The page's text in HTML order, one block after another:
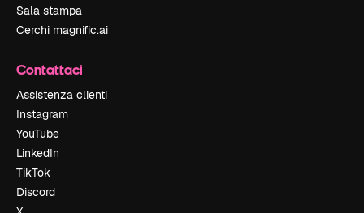
Sala stampa
Cerchi magnific.ai
Contattaci
Assistenza clienti
Instagram
YouTube
LinkedIn
TikTok
Discord